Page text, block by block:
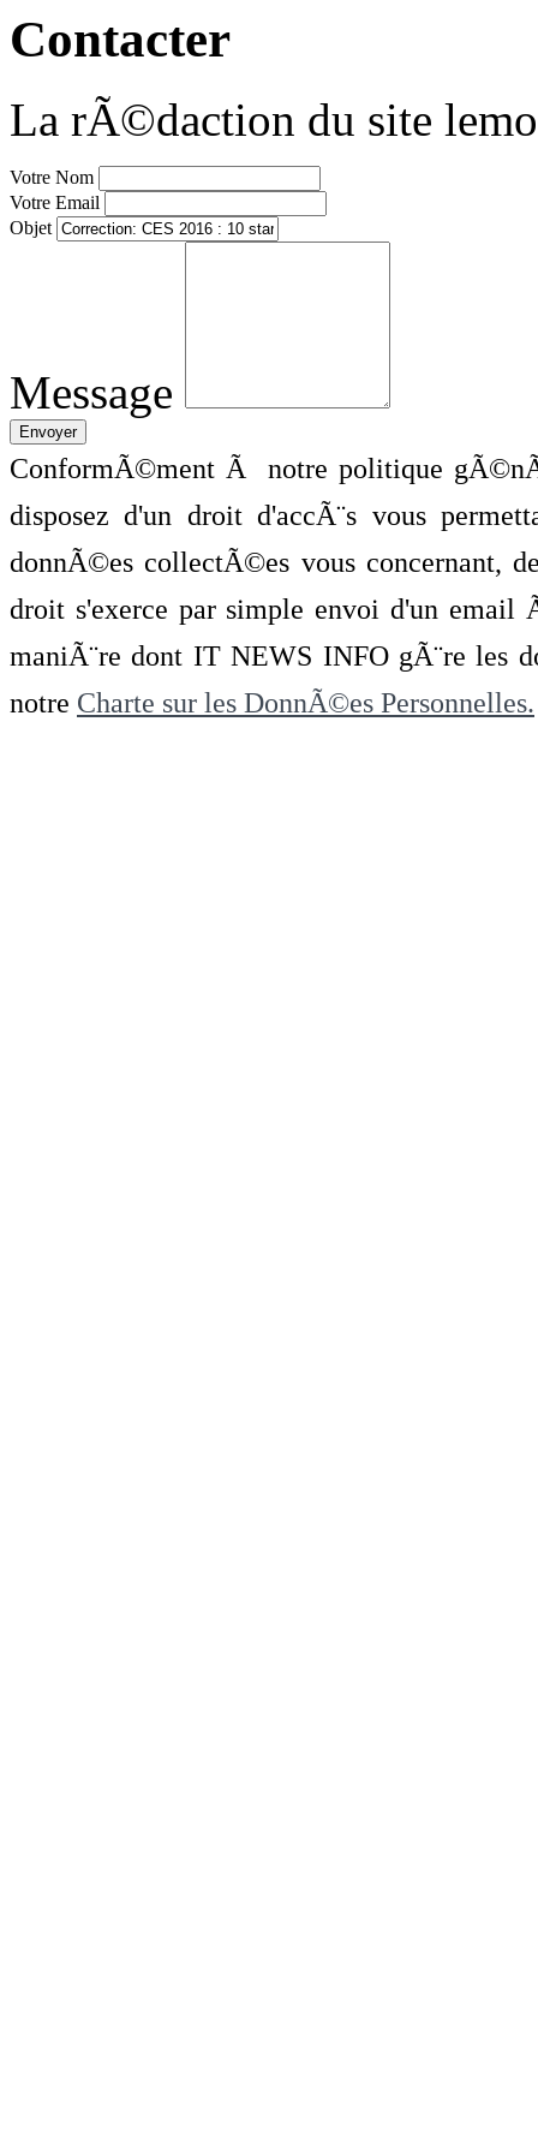
Contacter
La rÃ©daction du site
Votre Nom
Votre Email
Objet
Message
ConformÃ©ment Ã notre politique
disposez d'un droit d'accÃ¨s vous
donnÃ©es collectÃ©es vous concernant,
droit s'exerce par simple envoi d'un
maniÃ¨re dont IT NEWS INFO gÃ¨re les
notre Charte sur les DonnÃ©es Personnelles.